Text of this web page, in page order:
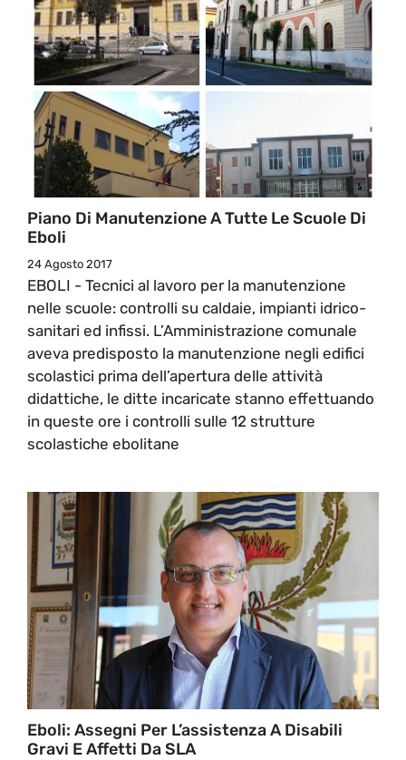
Piano Di Manutenzione A Tutte Le Scuole Di
Eboli
24 Agosto 2017
EBOLI - Tecnici al lavoro per la manutenzione
nelle scuole: controlli su caldaie, impianti idrico-
sanitari ed infissi. L’Amministrazione comunale
aveva predisposto la manutenzione negli edifici
scolastici prima dell’apertura delle attività
didattiche, le ditte incaricate stanno effettuando
in queste ore i controlli sulle 12 strutture
scolastiche ebolitane
Eboli: Assegni Per L’assistenza A Disabili
Gravi E Affetti Da SLA